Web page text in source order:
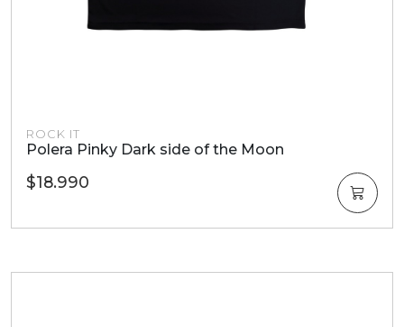
ROCK IT
Polera Pinky Dark side of the Moon
$18.990